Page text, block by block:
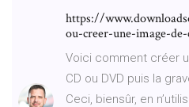
https://
ou-creer-une-image-
Voici comment créer
CD ou DVD puis la
Ceci, biensûr, en